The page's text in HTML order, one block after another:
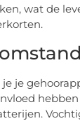
wat de
je